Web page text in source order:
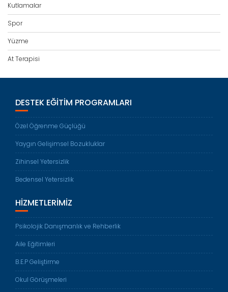
Kutlamalar
Spor
Yüzme
At Terapisi
DESTEK EĞITIM PROGRAMLARI
Özel Öğrenme Güçlüğü
Yaygın Gelişimsel Bozukluklar
Zihinsel Yetersizlik
Bedensel Yetersizlik
HIZMETLERIMIZ
Psikolojik Danışmanlık ve Rehberlik
Aile Eğitimleri
B.E.P Geliştirme
Okul Görüşmeleri